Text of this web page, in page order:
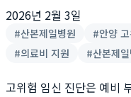
2026년 2월 3일
#산본제일병원 #안양
#의료비 지원 #산본제
고위험 임신 진단은 예비